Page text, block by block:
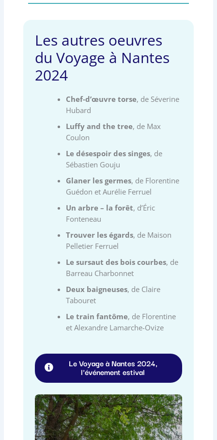
Les autres oeuvres
du Voyage à Nantes
2024
Chef-d’œuvre torse, de Séverine
Hubard
Luffy and the tree, de Max
Coulon
Le désespoir des singes, de
Sébastien Gouju
Glaner les germes, de Florentine
Guédon et Aurélie Ferruel
Un arbre – la forêt, d’Éric
Fonteneau
Trouver les égards, de Maison
Pelletier Ferruel
Le sursaut des bois courbes, de
Barreau Charbonnet
Deux baigneuses, de Claire
Tabouret
Le train fantôme, de Florentine
et Alexandre Lamarche-Ovize
Le Voyage à Nantes 2024,
l'événement estival